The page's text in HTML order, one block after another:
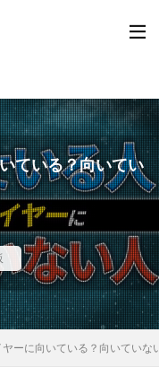
ている？向いてい
ヤーに向いている？向いていな